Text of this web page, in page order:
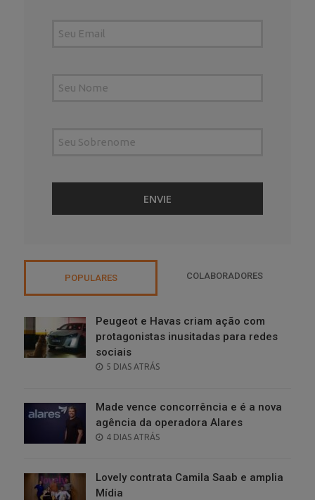
POPULARES COLABORADORES
Peugeot e Havas criam ação com
protagonistas inusitadas para redes
sociais
POSTED
5 DIAS ATRÁS
Made vence concorrência e é a nova
agência da operadora Alares
POSTED
4 DIAS ATRÁS
Lovely contrata Camila Saab e amplia
Mídia